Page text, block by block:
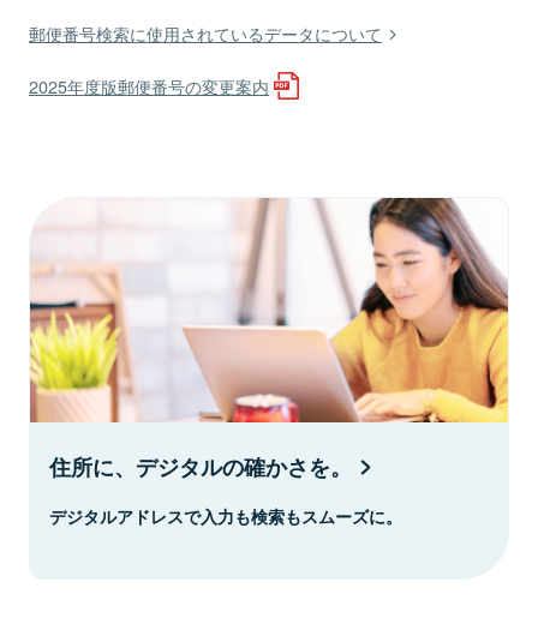
郵便番号検索に使用されているデータについて
2025年度版郵便番号の変更案内
住所に、デジタルの確かさを。
デジタルアドレスで入力も検索もスムーズに。